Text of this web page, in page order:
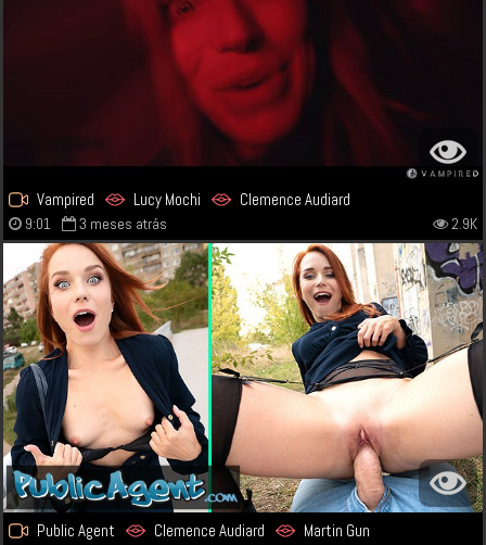
Vampired Lucy Mochi Clemence Audiard
9:01 3 meses atrás 2.9K
Public Agent Clemence Audiard Martin Gun